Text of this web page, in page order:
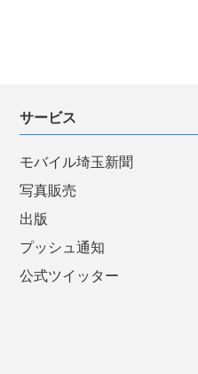
サービス
モバイル埼玉新聞
写真販売
出版
プッシュ通知
公式ツイッター